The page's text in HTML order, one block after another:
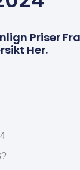
Priser
Her.